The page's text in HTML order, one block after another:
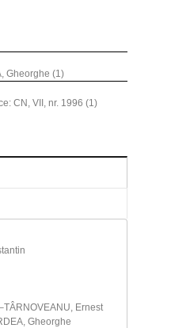
Gheorghe (1)
CN, VII, nr. 1996 (1)
Ernest
Gheorghe